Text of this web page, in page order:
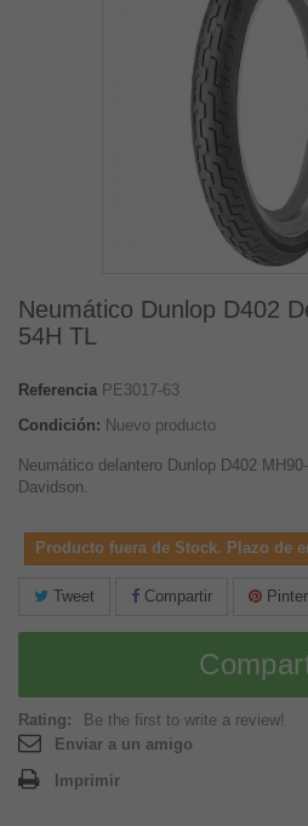
Neumático Dunlop D402
54H TL
Referencia PE3017-63
Condición: Nuevo producto
Neumático delantero Dunlop D402
Davidson.
Producto fuera de Stock. Plazo de
Tweet Compartir
Rating:
Be the first to write a review!
Enviar a un amigo
Imprimir